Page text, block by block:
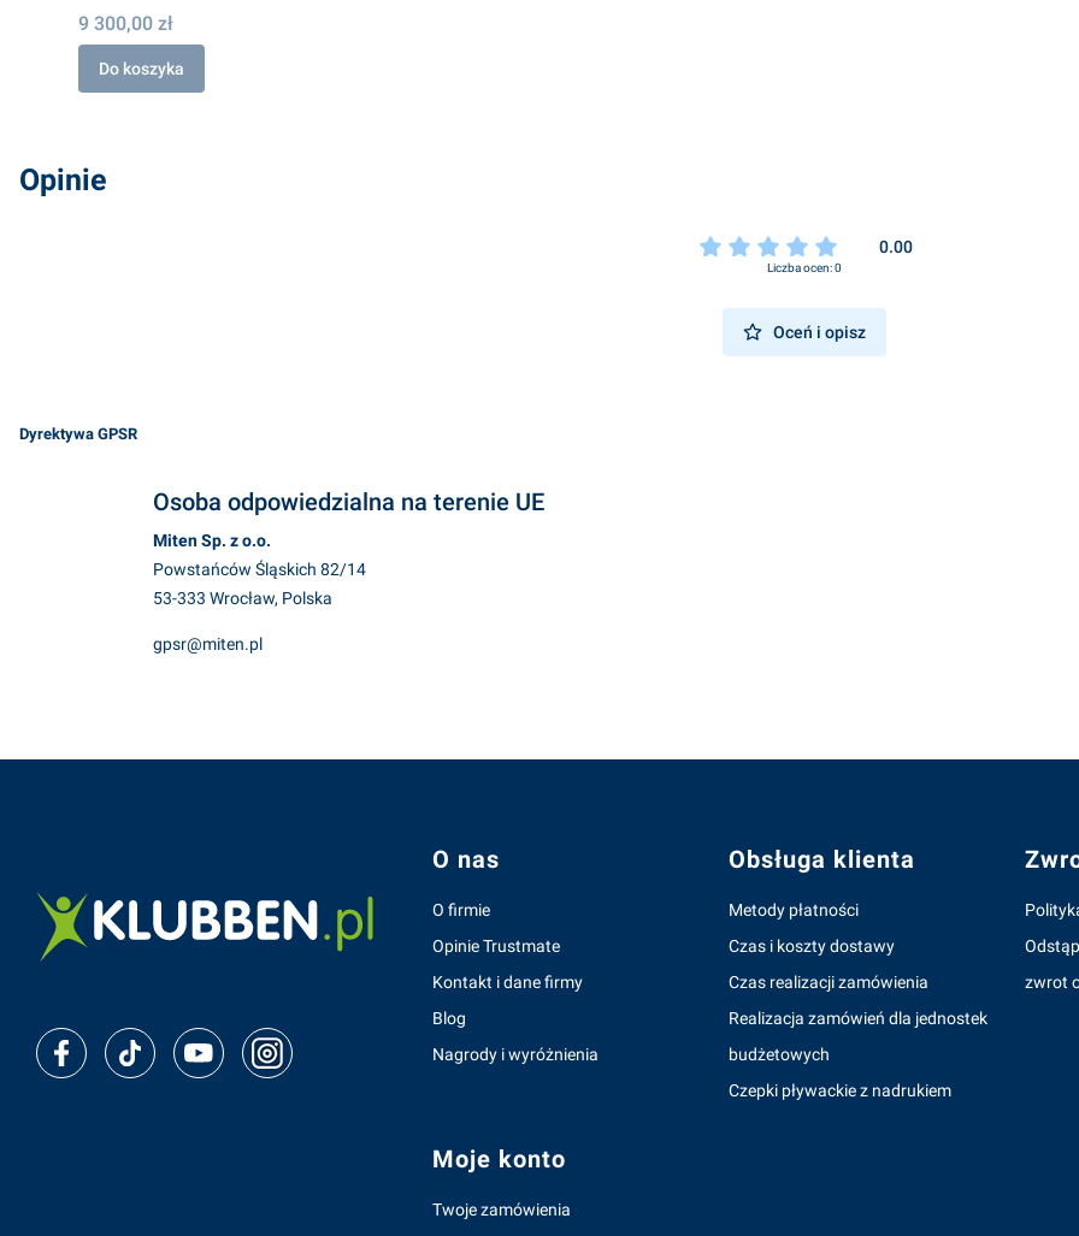
9 300,00 zł
Do koszyka
Opinie
0.00
Liczba ocen: 0
Oceń i opisz
Dyrektywa GPSR
Osoba odpowiedzialna na terenie UE
Miten Sp. z o.o.
Powstańców Śląskich 82/14
53-333 Wrocław, Polska
gpsr@miten.pl
Linki w stopce
O nas
O firmie
Opinie Trustmate
Kontakt i dane firmy
Blog
Nagrody i wyróżnienia
Obsługa klienta
Metody płatności
Czas i koszty dostawy
Czas realizacji zamówienia
Realizacja zamówień dla jednostek
budżetowych
Czepki pływackie z nadrukiem
zwrot
Moje konto
Twoje zamówienia